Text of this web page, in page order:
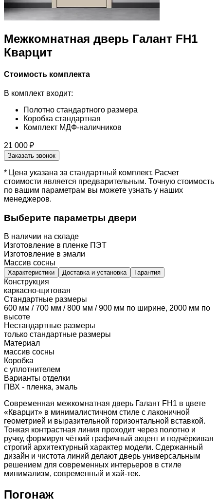
Межкомнатная дверь Галант FH1
Кварцит
Стоимость комплекта
В комплект входит:
Полотно стандартного размера
Коробка стандартная
Комплект МДФ-наличников
21 000 ₽
Заказать звонок
* Цена указана за стандартный комплект. Расчет
стоимости является предварительным. Точную стоимость
по вашим параметрам вы можете узнать у наших
менеджеров.
Выберите параметры двери
В наличии на складе
Изготовление в пленке ПЭТ
Изготовление в эмали
Массив сосны
Характеристики Доставка и установка Гарантия
Конструкция
каркасно-щитовая
Стандартные размеры
600 мм / 700 мм / 800 мм / 900 мм по ширине, 2000 мм по
высоте
Нестандартные размеры
только стандартные размеры
Материал
массив сосны
Коробка
с уплотнителем
Варианты отделки
ПВХ - пленка, эмаль
Современная межкомнатная дверь Галант FH1 в цвете
«Кварцит» в минималистичном стиле с лаконичной
геометрией и выразительной горизонтальной вставкой.
Тонкая контрастная линия проходит через полотно и
ручку, формируя чёткий графичный акцент и подчёркивая
строгий архитектурный характер модели. Сдержанный
дизайн и чистота линий делают дверь универсальным
решением для современных интерьеров в стиле
минимализм, современный и хай-тек.
Погонаж